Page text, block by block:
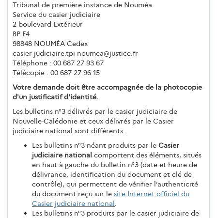
Tribunal de première instance de Nouméa
Service du casier judiciaire
2 boulevard Extérieur
BP F4
98848 NOUMÉA Cedex
casier-judiciaire.tpi-noumea@justice.fr
Téléphone : 00 687 27 93 67
Télécopie : 00 687 27 96 15
Votre demande doit être accompagnée de la photocopie
d'un justificatif d'identité.
Les bulletins n°3 délivrés par le casier judiciaire de
Nouvelle-Calédonie et ceux délivrés par le Casier
judiciaire national sont différents.
Les bulletins n°3 néant produits par le Casier
judiciaire national comportent des éléments, situés
en haut à gauche du bulletin n°3 (date et heure de
délivrance, identification du document et clé de
contrôle), qui permettent de vérifier l’authenticité
du document reçu sur le site Internet officiel du
Casier judiciaire national.
Les bulletins n°3 produits par le casier judiciaire de